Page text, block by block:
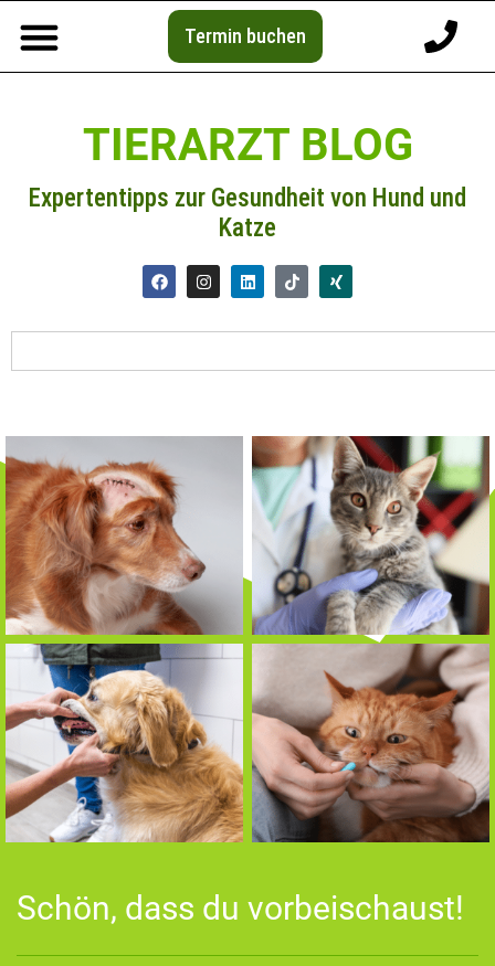
Termin buchen
TIERARZT BLOG
Expertentipps zur Gesundheit von Hund und
Katze
Schön, dass du vorbeischaust!